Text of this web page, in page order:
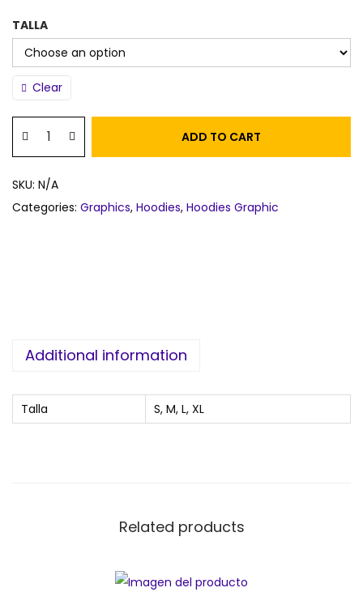
TALLA
Clear
ADD TO CART
SKU: N/A
Categories: Graphics, Hoodies, Hoodies Graphic
Additional information
Talla S, M, L, XL
Related products